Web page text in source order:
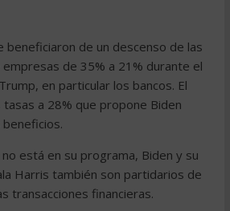
beneficiaron de un descenso de las
de 35% a 21% durante el
en particular los bancos. El
a 28% que propone Biden
está en su programa, Biden y su
Harris también son partidarios de
transacciones financieras.